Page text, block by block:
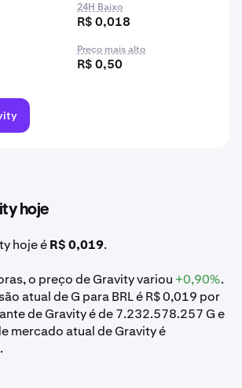
24H Baixo
R$ 0,018
Preço mais alto
R$ 0,50
hoje
hoje éR$ 0,019.
o preço de Gravity variou +0,90%.
atual de G para BRL é R$ 0,019 por
de Gravity é de 7.232.578.257 G e
mercado atual de Gravity é
.